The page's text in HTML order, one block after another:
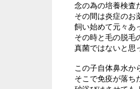
念の為の培養検査
その間は炎症のお
飼い始めて元々あ
その時と毛の脱毛
真菌ではないと思
この子自体鼻水か
そこで免疫が落ち